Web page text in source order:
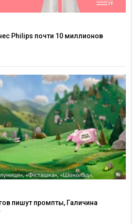
Philips почти 10 миллионов
пишут промпты, Галичина